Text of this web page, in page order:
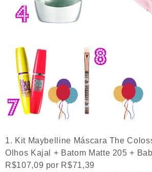
Kit Maybelline Máscara The
Olhos Kajal + Batom Matte 205 +
R$107,09 por R$71,39